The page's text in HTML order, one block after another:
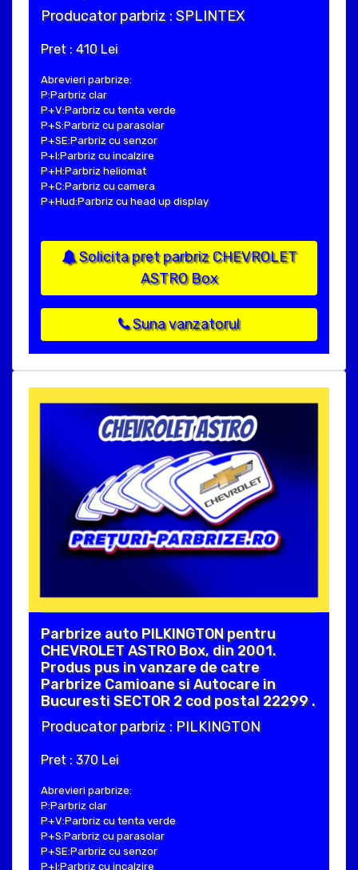
Producator parbriz : SPLINTEX
Pret : 410 Lei
Abrevieri parbrize:
P:Parbriz clar
P+V:Parbriz cu tenta verde
P+S:Parbriz cu parasolar
P+SE:Parbriz cu senzor
P+I:Parbriz cu incalzire
P+H:Parbriz heliomat
P+C:Parbriz cu camera
P+Hud:Parbriz cu head up display
Solicita pret parbriz CHEVROLET
ASTRO Box
Suna vanzatorul
Parbrize auto PILKINGTON pentru
CHEVROLET ASTRO Box, din 2001.
Produs pus in vanzare de catre
Parbrize Camioane si Autocare in
Bucuresti SECTOR 2 cod postal 22299 .
Producator parbriz : PILKINGTON
Pret : 370 Lei
Abrevieri parbrize:
P:Parbriz clar
P+V:Parbriz cu tenta verde
P+S:Parbriz cu parasolar
P+SE:Parbriz cu senzor
P+I:Parbriz cu incalzire